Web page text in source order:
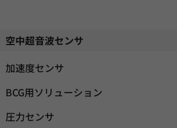
空中超音波センサ
加速度センサ
BCG用ソリューション
圧力センサ